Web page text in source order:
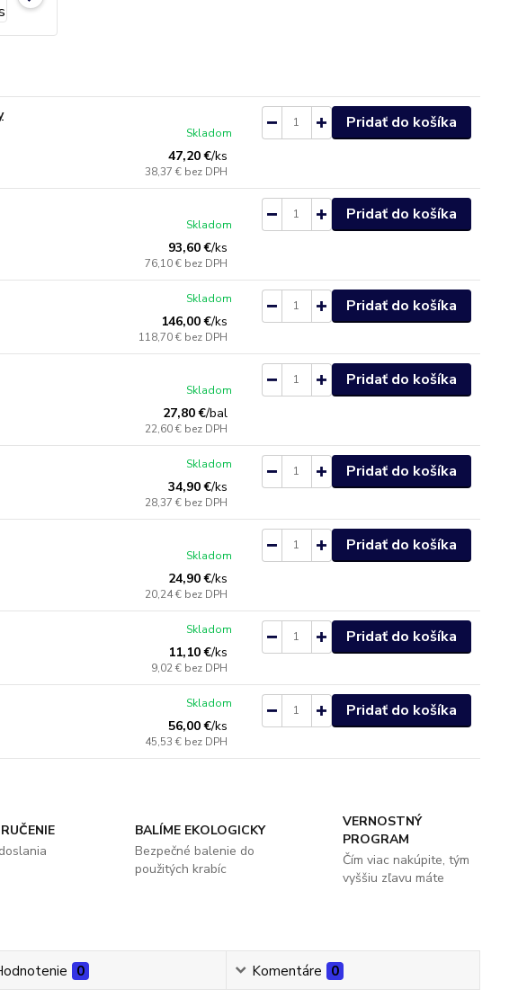
47,20 €/ks
38,37 € bez DPH
Skladom
Pridať do košíka
93,60 €/ks
76,10 € bez DPH
Skladom
Pridať do košíka
146,00 €/ks
118,70 € bez DPH
Skladom Pridať do košíka
27,80 €/bal
22,60 € bez DPH
Skladom
Pridať do košíka
34,90 €/ks
28,37 € bez DPH
Skladom Pridať do košíka
24,90 €/ks
20,24 € bez DPH
Skladom
Pridať do košíka
11,10 €/ks
9,02 € bez DPH
Skladom Pridať do košíka
56,00 €/ks
45,53 € bez DPH
Skladom Pridať do košíka
BALÍME EKOLOGICKY
Bezpečné balenie do
použitých krabíc
VERNOSTNÝ
PROGRAM
Čím viac nakúpite, tým
vyššiu zľavu máte
0 Komentáre 0